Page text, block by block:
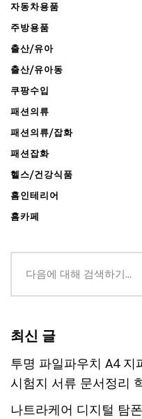
자동차용품
주방용품
출산/유아
출산/유아동
쿠팡수입
패션의류
패션의류/잡화
패션잡화
헬스/건강식품
홈인테리어
홈카페
최신 글
투명 파일파우치 A4 지
시험지 서류 문서정리
나트라케어 디지털 탐